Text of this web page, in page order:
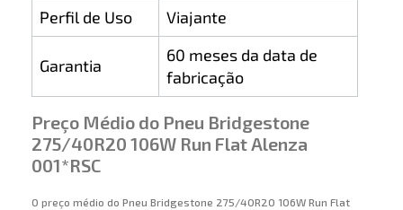
Perfil de Uso
Viajante
Garantia
60 meses da data de
fabricação
Preço Médio do Pneu Bridgestone
275/40R20 106W Run Flat Alenza
001*RSC
O preço médio do Pneu Bridgestone 275/40R20 106W Run Flat